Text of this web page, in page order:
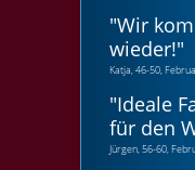
"Wir
wieder!"
Katja, 46-50,
"Ideale
für den
Jürgen, 56-60,